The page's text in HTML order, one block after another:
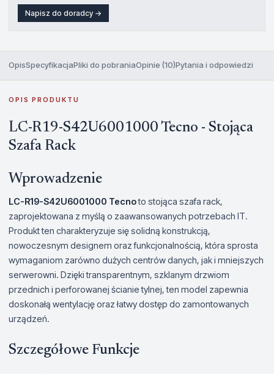
Napisz do doradcy →
OpisSpecyfikacjaPliki do pobraniaOpinie (10)Pytania i odpowiedzi
OPIS PRODUKTU
LC-R19-S42U6001000 Tecno - Stojąca
Szafa Rack
Wprowadzenie
LC-R19-S42U6001000 Tecnoto stojąca szafa rack,
zaprojektowana z myślą o zaawansowanych potrzebach IT.
Produkt ten charakteryzuje się solidną konstrukcją,
nowoczesnym designem oraz funkcjonalnością, która sprosta
wymaganiom zarówno dużych centrów danych, jak i mniejszych
serwerowni. Dzięki transparentnym, szklanym drzwiom
przednich i perforowanej ścianie tylnej, ten model zapewnia
doskonałą wentylację oraz łatwy dostęp do zamontowanych
urządzeń.
Szczegółowe Funkcje